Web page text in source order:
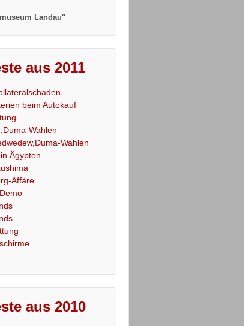
Landau"
aus 2011
beim Autokauf
Wahlen
Wahlen
Ägypten
Affäre
aus 2010